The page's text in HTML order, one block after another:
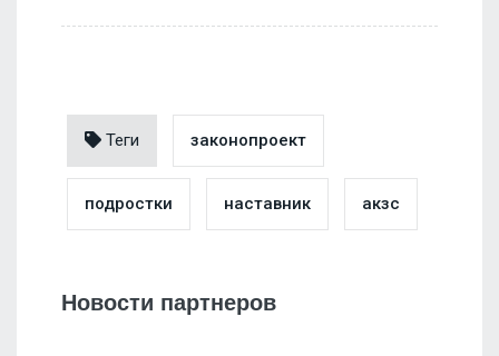
Теги законопроект
подростки наставник акзс
Новости партнеров